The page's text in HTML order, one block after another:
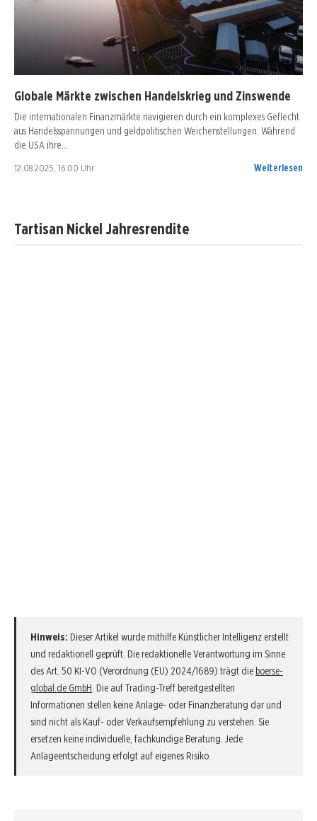
Globale Märkte zwischen Handelskrieg und Zinswende
Die internationalen Finanzmärkte navigieren durch ein komplexes Geflecht
aus Handelsspannungen und geldpolitischen Weichenstellungen. Während
die USA ihre…
12.08.2025, 16:00 Uhr Weiterlesen
Tartisan Nickel Jahresrendite
Hinweis: Dieser Artikel wurde mithilfe Künstlicher Intelligenz erstellt
und redaktionell geprüft. Die redaktionelle Verantwortung im Sinne
des Art. 50 KI-VO (Verordnung (EU) 2024/1689) trägt die boerse-
global.de GmbH. Die auf Trading-Treff bereitgestellten
Informationen stellen keine Anlage- oder Finanzberatung dar und
sind nicht als Kauf- oder Verkaufsempfehlung zu verstehen. Sie
ersetzen keine individuelle, fachkundige Beratung. Jede
Anlageentscheidung erfolgt auf eigenes Risiko.